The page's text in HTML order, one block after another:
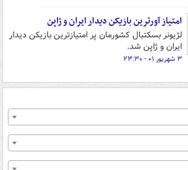
امتیاز آورترین بازیکن دیدار ایران و ژاپن
لژیونر بسکتبال کشورمان پر امتیازترین بازیکن دیدار
ایران و ژاپن شد.
۳ شهریور ۰۱ - ۲۳:۳۰